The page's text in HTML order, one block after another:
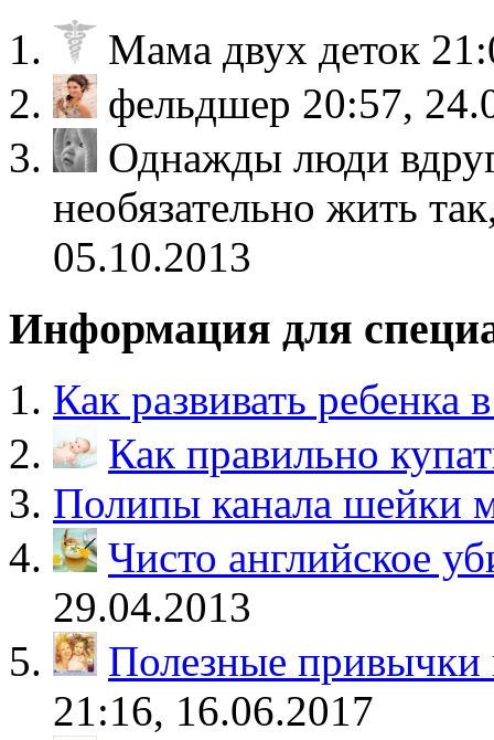
Мама двух деток
фельдшер 20:57,
Однажды люди
необязательно жить
05.10.2013
Информация для
Как развивать ребенка
Как правильно
Полипы канала шейки
Чисто английское
29.04.2013
Полезные
21:16, 16.06.2017